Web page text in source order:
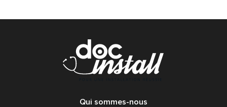
Qui sommes-nous